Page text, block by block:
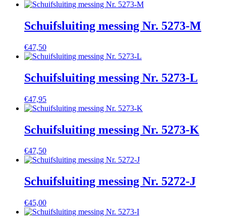
Schuifsluiting messing Nr. 5273-M
€47,50
Schuifsluiting messing Nr. 5273-L
€47,95
Schuifsluiting messing Nr. 5273-K
€47,50
Schuifsluiting messing Nr. 5272-J
€45,00